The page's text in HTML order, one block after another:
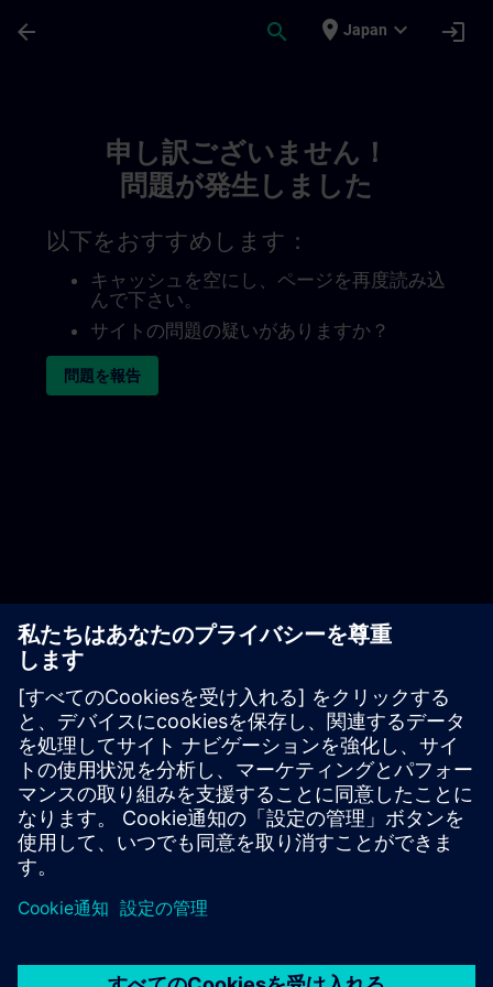
arrow_back search place Japan expand_more login
申し訳ございません！
問題が発生しました
以下をおすすめします：
キャッシュを空にし、ページを再度読み込
んで下さい。
サイトの問題の疑いがありますか？
問題を報告